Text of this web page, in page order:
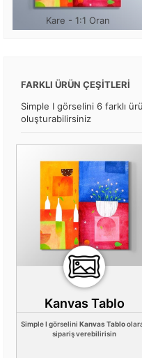
Kare - 1:1 Oran
FARKLI ÜRÜN ÇEŞİTLERİ
Simple I görselini 6 farklı
oluşturabilirsiniz
Kanvas Tablo
Simple I görselini Kanvas Tablo
sipariş verebilirisin